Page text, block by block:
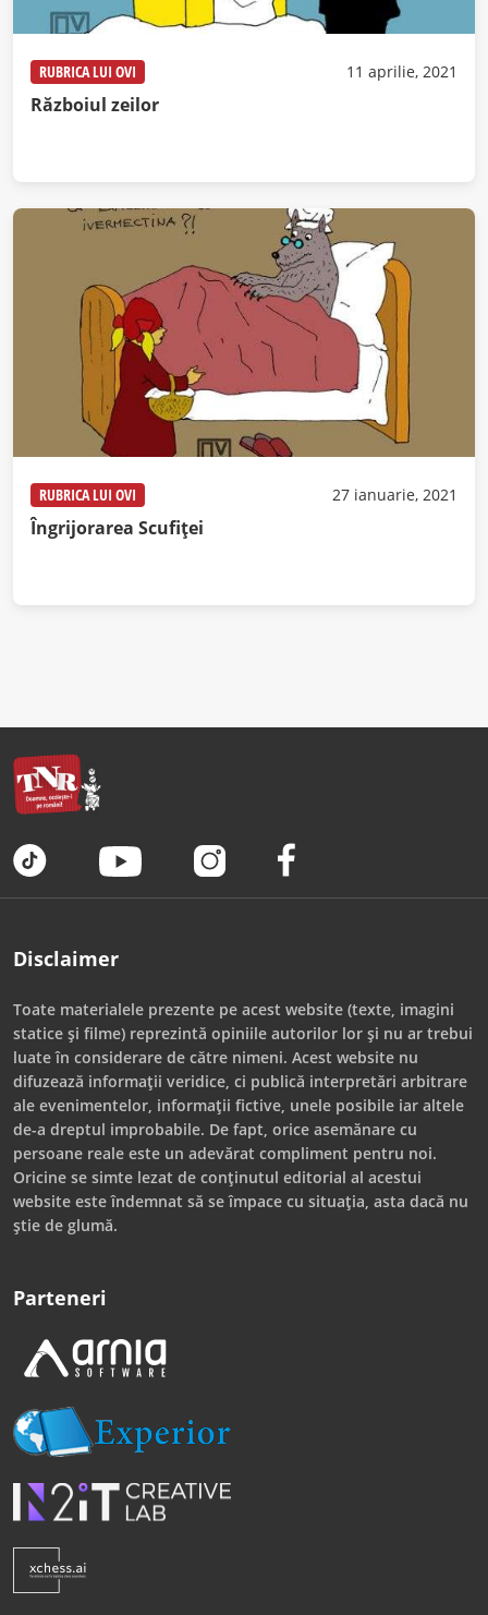
RUBRICA LUI OVI 11 aprilie, 2021
Războiul zeilor
RUBRICA LUI OVI 27 ianuarie, 2021
Îngrijorarea Scufiței
Disclaimer
Toate materialele prezente pe acest website (texte, imagini
statice și filme) reprezintă opiniile autorilor lor și nu ar trebui
luate în considerare de către nimeni. Acest website nu
difuzează informații veridice, ci publică interpretări arbitrare
ale evenimentelor, informații fictive, unele posibile iar altele
de-a dreptul improbabile. De fapt, orice asemănare cu
persoane reale este un adevărat compliment pentru noi.
Oricine se simte lezat de conținutul editorial al acestui
website este îndemnat să se împace cu situația, asta dacă nu
știe de glumă.
Parteneri